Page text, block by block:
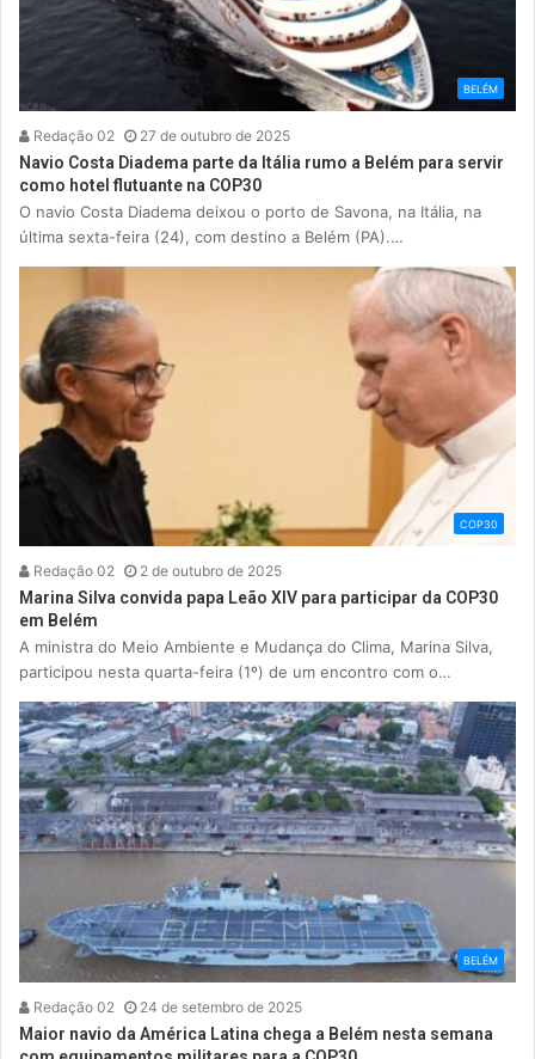
BELÉM
Redação 02 27 de outubro de 2025
Navio Costa Diadema parte da Itália rumo a Belém para servir
como hotel flutuante na COP30
O navio Costa Diadema deixou o porto de Savona, na Itália, na
última sexta-feira (24), com destino a Belém (PA).…
COP30
Redação 02 2 de outubro de 2025
Marina Silva convida papa Leão XIV para participar da COP30
em Belém
A ministra do Meio Ambiente e Mudança do Clima, Marina Silva,
participou nesta quarta-feira (1º) de um encontro com o…
BELÉM
Redação 02 24 de setembro de 2025
Maior navio da América Latina chega a Belém nesta semana